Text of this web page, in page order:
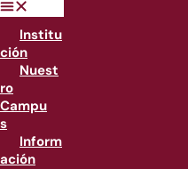
Institu
ción
Nuest
ro
Campu
s
Inform
ación